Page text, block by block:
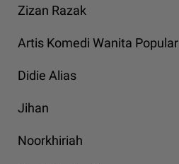
Zizan Razak
Artis Komedi Wanita Popular
Didie Alias
Jihan
Noorkhiriah